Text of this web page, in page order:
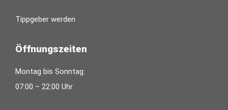
Tippgeber werden
Öffnungszeiten
Montag bis Sonntag:
07:00 – 22:00 Uhr